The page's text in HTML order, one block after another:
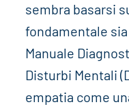
sembra basarsi
fondamentale
Manuale
Disturbi Mentali
empatia come